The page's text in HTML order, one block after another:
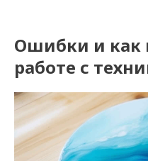
Ошибки и как
работе с